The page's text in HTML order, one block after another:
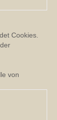
Cookies.
von